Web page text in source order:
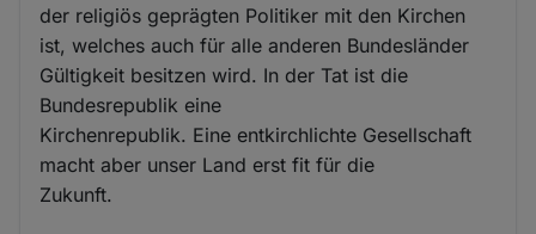
der religiös geprägten Politiker mit den Kirchen
ist, welches auch für alle anderen Bundesländer
Gültigkeit besitzen wird. In der Tat ist die
Bundesrepublik eine
Kirchenrepublik. Eine entkirchlichte Gesellschaft
macht aber unser Land erst fit für die
Zukunft.